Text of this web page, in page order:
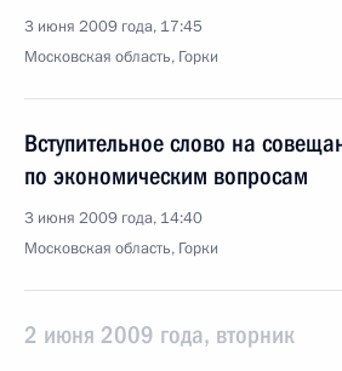
3 июня 2009 года, 17:45
Московская область, Горки
Вступительное слово на
по экономическим вопросам
3 июня 2009 года, 14:40
Московская область, Горки
2 июня 2009 года, вторник